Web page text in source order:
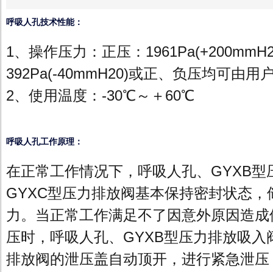
呼吸人孔技术性能：
1、操作压力：正压：
392Pa(-40mmH20)或正、负压均可由用
2、使用温度：-30℃～＋60℃
呼吸人孔工作原理：
在正常工作情况下，呼吸人孔、GYXB型
GYXC型压力排放阀基本保持密封状态，
力。当正常工作满足不了因意外原因造
压时，呼吸人孔、GYXB型压力排放吸入
排放阀的泄压盖自动顶开，进行紧急泄